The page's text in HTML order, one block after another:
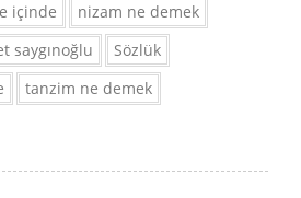
içinde
nizam ne demek
saygınoğlu
Sözlük
tanzim ne demek